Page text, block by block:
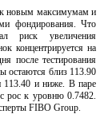
к новым максимумам и
фондирования. Что
риск увеличения
концентрируется на
после тестирования
остаются близ 113.90
113.40 и ниже. В паре
рос к уровню 0.7482.
FIBO Group.